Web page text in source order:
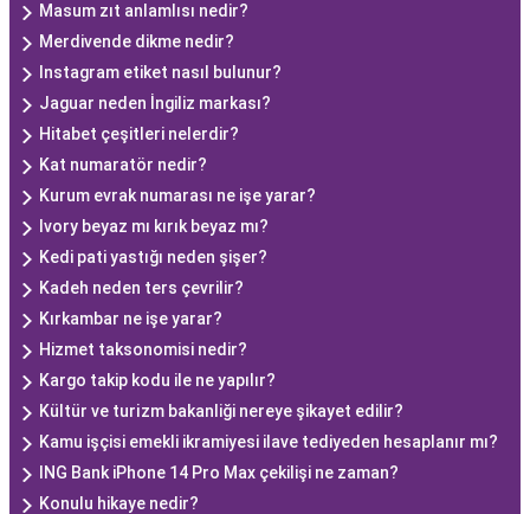
Masum zıt anlamlısı nedir?
Merdivende dikme nedir?
Instagram etiket nasıl bulunur?
Jaguar neden İngiliz markası?
Hitabet çeşitleri nelerdir?
Kat numaratör nedir?
Kurum evrak numarası ne işe yarar?
Ivory beyaz mı kırık beyaz mı?
Kedi pati yastığı neden şişer?
Kadeh neden ters çevrilir?
Kırkambar ne işe yarar?
Hizmet taksonomisi nedir?
Kargo takip kodu ile ne yapılır?
Kültür ve turi̇zm bakanliği nereye şikayet edilir?
Kamu işçisi emekli ikramiyesi ilave tediyeden hesaplanır mı?
ING Bank iPhone 14 Pro Max çekilişi ne zaman?
Konulu hikaye nedir?